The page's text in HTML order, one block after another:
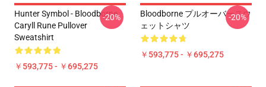
Hunter Symbol - Bloodborne
Caryll Rune Pullover
Sweatshirt
￥593,775 - ￥695,275
-20%
Bloodborne プルオーバースウ
ェットシャツ
￥593,775 - ￥695,275
-20%